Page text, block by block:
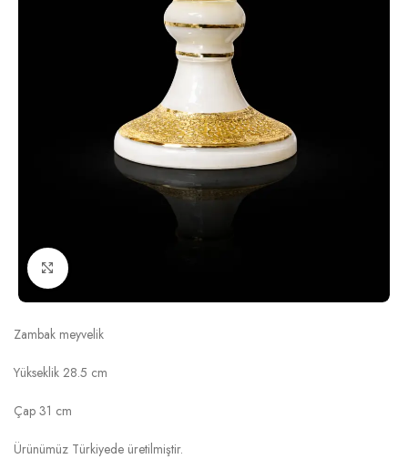
Click to enlarge
Zambak meyvelik
Yükseklik 28.5 cm
Çap 31 cm
Ürünümüz Türkiyede üretilmiştir.